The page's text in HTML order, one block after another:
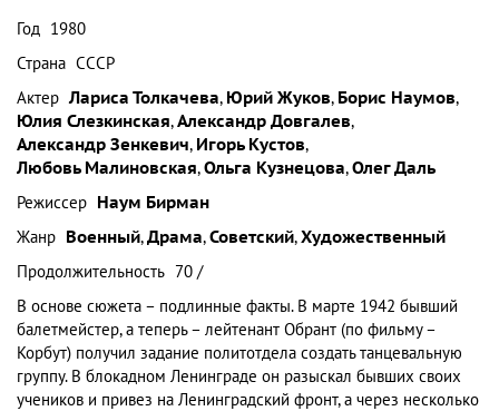
Год 1980
Страна СССР
Актер Лариса Толкачева, Юрий Жуков, Борис Наумов,
Юлия Слезкинская,Александр Довгалев,
Александр Зенкевич, Игорь Кустов,
Любовь Малиновская,Ольга Кузнецова,Олег Даль
Режиссер Наум Бирман
Жанр Военный,Драма,Советский,Художественный
Продолжительность 70 /
В основе сюжета – подлинные факты. В марте 1942 бывший
балетмейстер, а теперь – лейтенант Обрант (по фильму –
Корбут) получил задание политотдела создать танцевальную
группу. В блокадном Ленинграде он разыскал бывших своих
учеников и привез на Ленинградский фронт, а через несколько